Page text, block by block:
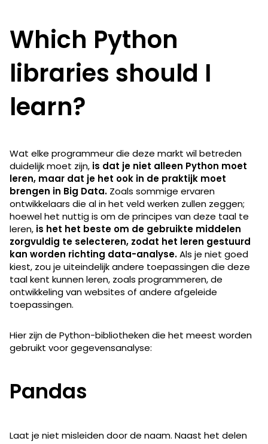
Which Python
libraries should I
learn?
Wat elke programmeur die deze markt wil betreden
duidelijk moet zijn, is dat je niet alleen Python moet
leren, maar dat je het ook in de praktijk moet
brengen in Big Data. Zoals sommige ervaren
ontwikkelaars die al in het veld werken zullen zeggen;
hoewel het nuttig is om de principes van deze taal te
leren, is het het beste om de gebruikte middelen
zorgvuldig te selecteren, zodat het leren gestuurd
kan worden richting data-analyse.Als je niet goed
kiest, zou je uiteindelijk andere toepassingen die deze
taal kent kunnen leren, zoals programmeren, de
ontwikkeling van websites of andere afgeleide
toepassingen.
Hier zijn de Python-bibliotheken die het meest worden
gebruikt voor gegevensanalyse:
Pandas
Laat je niet misleiden door de naam. Naast het delen